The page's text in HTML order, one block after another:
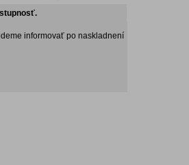
informovať po naskladnení